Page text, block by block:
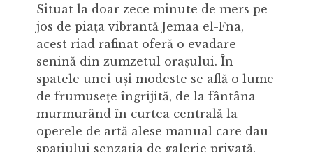
Situat la doar zece minute de mers pe
jos de piața vibrantă Jemaa el-Fna,
acest riad rafinat oferă o evadare
senină din zumzetul orașului. În
spatele unei uși modeste se află o lume
de frumusețe îngrijită, de la fântâna
murmurând în curtea centrală la
operele de artă alese manual care dau
spațiului senzația de galerie privată.